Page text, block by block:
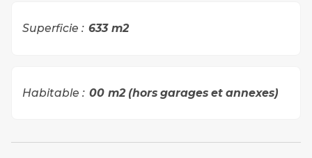
Superficie : 633 m2
Habitable : 00 m2 (hors garages et annexes)